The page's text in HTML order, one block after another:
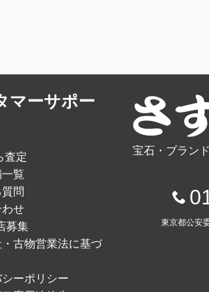
マーサポー
査定
覧
問
わせ
募集
古物営業法に基づ
ーポリシー
宝石・ブラン
東京都公安